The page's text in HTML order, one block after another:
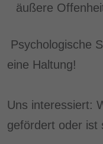
äußere
Psychologische
eine Haltung!
Uns interessiert:
gefördert oder ist